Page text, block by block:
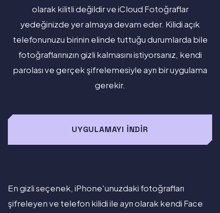
olarak kilitli değildir ve iCloud Fotoğraflar
yedeğinizde yer almaya devam eder. Kilidi açık
telefonunuzu birinin elinde tuttuğu durumlarda bile
fotoğraflarınızın gizli kalmasını istiyorsanız, kendi
parolası ve gerçek şifrelemesiyle ayrı bir uygulama
gerekir.
UYGULAMAYI İNDIR
En gizli seçenek, iPhone'unuzdaki fotoğrafları
şifreleyen ve telefon kilidi ile ayrı olarak kendi Face